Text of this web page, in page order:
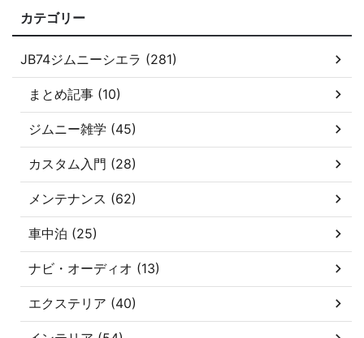
カテゴリー
JB74ジムニーシエラ (281)
まとめ記事 (10)
ジムニー雑学 (45)
カスタム入門 (28)
メンテナンス (62)
車中泊 (25)
ナビ・オーディオ (13)
エクステリア (40)